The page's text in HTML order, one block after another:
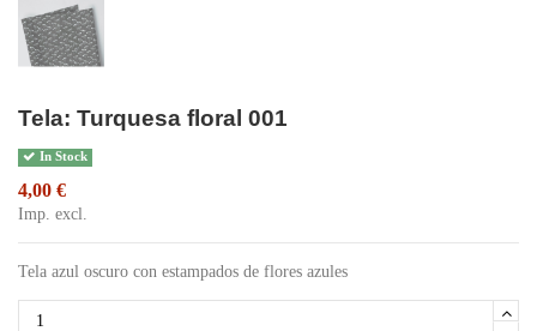
Tela: Turquesa floral 001
In Stock
4,00 €
Imp. excl.
Tela azul oscuro con estampados de flores azules